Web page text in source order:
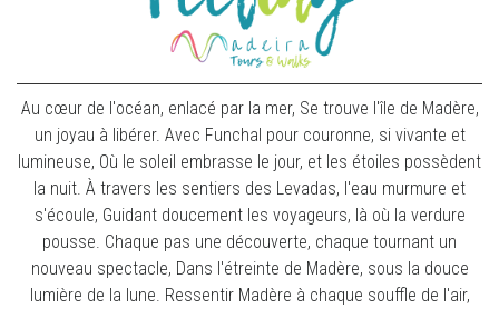
Au cœur de l'océan, enlacé par la mer, Se trouve l'île de Madère,
un joyau à libérer. Avec Funchal pour couronne, si vivante et
lumineuse, Où le soleil embrasse le jour, et les étoiles possèdent
la nuit. À travers les sentiers des Levadas, l'eau murmure et
s'écoule, Guidant doucement les voyageurs, là où la verdure
pousse. Chaque pas une découverte, chaque tournant un
nouveau spectacle, Dans l'étreinte de Madère, sous la douce
lumière de la lune. Ressentir Madère à chaque souffle de l'air,